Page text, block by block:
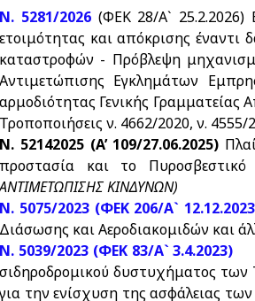
Ν. 5281/2026 (ΦΕΚ 28/Α`
ετοιμότητας και απόκρισης
καταστροφών - Πρόβλεψη
Αντιμετώπισης Εγκλημάτων
αρμοδιότητας Γενικής Γραμματείας
Τροποποιήσεις ν. 4662/2020, ν.
Ν. 52142025 (A’ 109/27.06.2025)
προστασία και το
ΑΝΤΙΜΕΤΩΠΙΣΗΣ ΚΙΝΔΥΝΩΝ)
Ν. 5075/2023 (ΦΕΚ 206/Α`
Διάσωσης και Αεροδιακομιδών και
Ν. 5039/2023 (ΦΕΚ 83/Α` 3.4.2023)
σιδηροδρομικού δυστυχήματος των
για την ενίσχυση της ασφάλειας